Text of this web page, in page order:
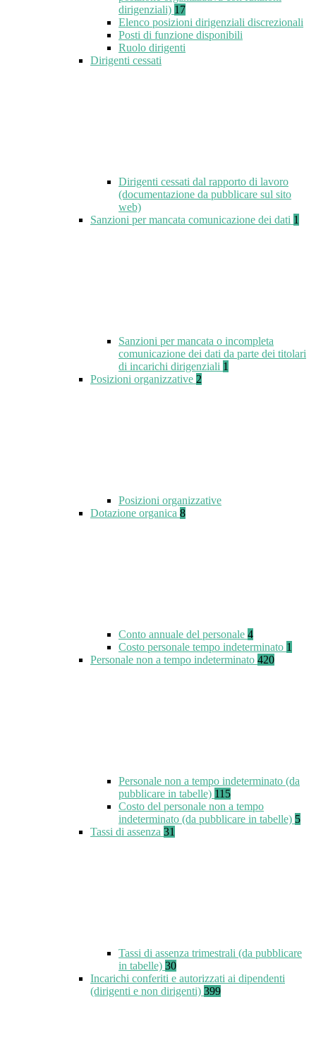
dirigenziali) 17
Elenco posizioni dirigenziali discrezionali
Posti di funzione disponibili
Ruolo dirigenti
Dirigenti cessati
Dirigenti cessati dal rapporto di lavoro
(documentazione da pubblicare sul sito
web)
Sanzioni per mancata comunicazione dei dati 1
Sanzioni per mancata o incompleta
comunicazione dei dati da parte dei titolari
di incarichi dirigenziali 1
Posizioni organizzative 2
Posizioni organizzative
Dotazione organica 8
Conto annuale del personale 4
Costo personale tempo indeterminato 1
Personale non a tempo indeterminato 420
Personale non a tempo indeterminato (da
pubblicare in tabelle) 115
Costo del personale non a tempo
indeterminato (da pubblicare in tabelle) 5
Tassi di assenza 31
Tassi di assenza trimestrali (da pubblicare
in tabelle) 30
Incarichi conferiti e autorizzati ai dipendenti
(dirigenti e non dirigenti) 399